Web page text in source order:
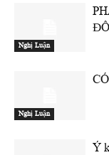
Nghị Luận
Nghị Luận
Ý